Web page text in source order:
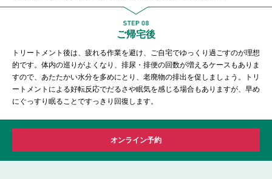
ご帰宅後
トリートメント後は、疲れる作業を避け、ご自宅でゆっくり過ごすのが理想
的です。体内の巡りがよくなり、排尿・排便の回数が増えるケースもありま
すので、あたたかい水分を多めにとり、老廃物の排出を促しましょう。トリ
ートメントによる好転反応でだるさや眠気を感じる場合もありますが、早め
にぐっすり眠ることですっきり回復します。
オンライン予約